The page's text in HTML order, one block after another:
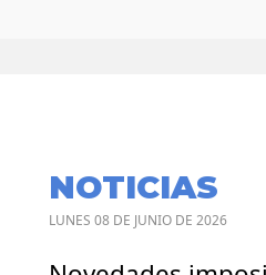
NOTICIAS
LUNES 08 DE JUNIO DE 2026